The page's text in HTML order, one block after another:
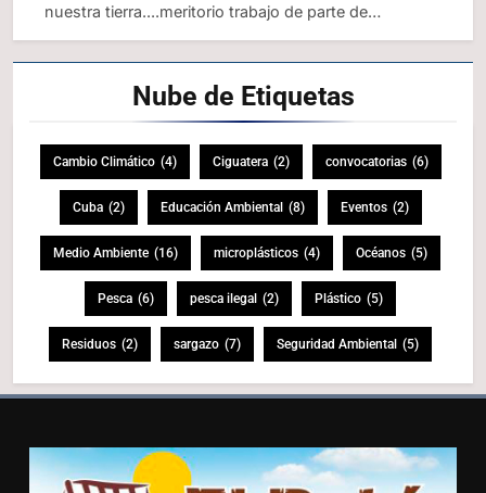
nuestra tierra....meritorio trabajo de parte de…
Nube de Etiquetas
Cambio Climático (4) Ciguatera (2) convocatorias (6)
Cuba (2) Educación Ambiental (8) Eventos (2)
Medio Ambiente (16) microplásticos (4) Océanos (5)
Pesca (6) pesca ilegal (2) Plástico (5)
Residuos (2) sargazo (7) Seguridad Ambiental (5)